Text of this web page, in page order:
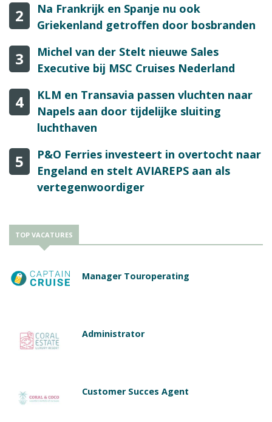
2
Na Frankrijk en Spanje nu ook
Griekenland getroffen door bosbranden
3
Michel van der Stelt nieuwe Sales
Executive bij MSC Cruises Nederland
4
KLM en Transavia passen vluchten naar
Napels aan door tijdelijke sluiting
luchthaven
5
P&O Ferries investeert in overtocht naar
Engeland en stelt AVIAREPS aan als
vertegenwoordiger
TOP VACATURES
Manager Touroperating
Administrator
Customer Succes Agent